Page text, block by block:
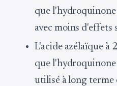
que l'hydroquinone
avec moins d'effets
L'acide azélaïque à
que
utilisé à long terme